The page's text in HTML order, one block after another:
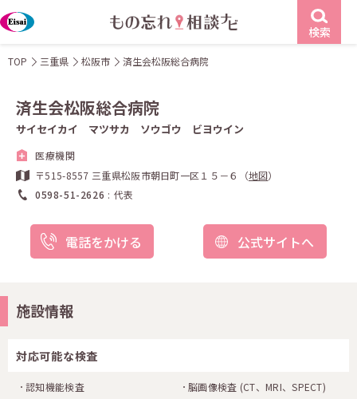
検索
TOP 三重県 松阪市 済生会松阪総合病院
済生会松阪総合病院
サイセイカイ マツサカ ソウゴウ ビヨウイン
医療機関
〒515-8557 三重県松阪市朝日町一区１５－６（地図）
0598-51-2626
代表
電話をかける 公式サイトへ
施設情報
対応可能な検査
認知機能検査 脳画像検査 (CT、MRI、SPECT)